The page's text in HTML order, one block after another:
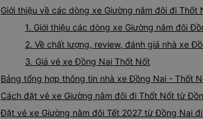
Giới thiệu về các dòng xe Giường nằm đôi đi Thốt
1. Giới thiệu các dòng xe Giường nằm đôi
2. Về chất lượng, review, đánh giá nhà xe
3. Giá vé xe Đồng Nai Thốt Nốt
Bảng tổng hợp thông tin nhà xe Đồng Nai - Thốt
Cách đặt vé xe Giường nằm đôi đi Thốt Nốt từ
Đặt vé xe Giường nằm đôi Tết 2027 từ Đồng Nai